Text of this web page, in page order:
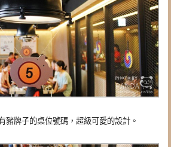
豬牌子的桌位號碼，超級可愛的設計。